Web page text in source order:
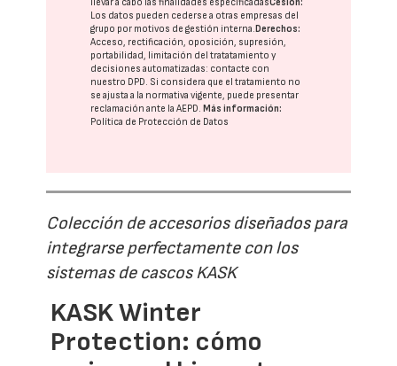
Los datos pueden cederse a otras empresas del
grupo por motivos de gestión interna.Derechos:
Acceso, rectificación, oposición, supresión,
portabilidad, limitación del tratatamiento y
decisiones automatizadas: contacte con
nuestro DPD . Si considera que el tratamiento no
se ajusta a la normativa vigente, puede presentar
reclamación ante laAEPD .Más información:
Política de Protección de Datos
Colección de accesorios diseñados para
integrarse perfectamente con los
sistemas de cascos KASK
KASK Winter
Protection: cómo